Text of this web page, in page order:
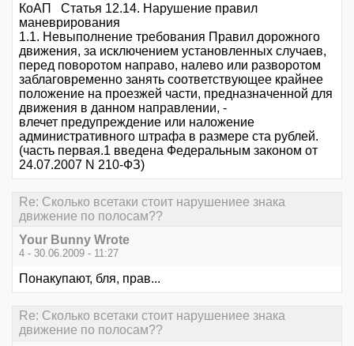
КоАП Статья 12.14. Нарушение правил
маневрирования
1.1. Невыполнение требования Правил дорожного
движения, за исключением установленных случаев,
перед поворотом направо, налево или разворотом
заблаговременно занять соответствующее крайнее
положение на проезжей части, предназначенной для
движения в данном направлении, -
влечет предупреждение или наложение
административного штрафа в размере ста рублей.
(часть первая.1 введена Федеральным законом от
24.07.2007 N 210-ФЗ)
Re: Сколько всетаки стоит нарушениее знака
движение по полосам??
Your Bunny Wrote
4 - 30.06.2009 - 11:27
Понакупают, бля, прав...
Re: Сколько всетаки стоит нарушениее знака
движение по полосам??